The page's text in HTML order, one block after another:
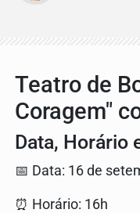
Teatro de
Coragem"
Data, Horário
📅 Data: 16 de
⏰ Horário: 16h